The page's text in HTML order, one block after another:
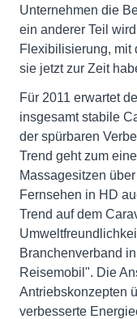
Unternehmen die
ein anderer Teil
Flexibilisierung, mit
sie jetzt zur Zeit
Für 2011 erwartet
insgesamt stabile
der spürbaren
Trend geht zum
Massagesitzen
Fernsehen in HD
Trend auf dem
Branchenverband
Reisemobil". Die
Antriebskonzepten
verbesserte